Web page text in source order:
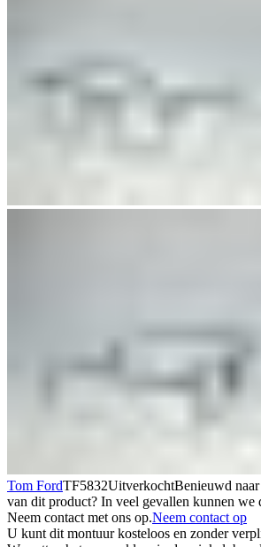
Tom FordTF5832UitverkochtBenieuwd
van dit product? In veel gevallen kunnen we
Neem contact met ons op.Neem contact op
U kunt dit montuur kosteloos en zonder